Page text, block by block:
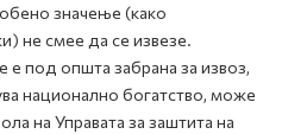
значење (како
не смее да се извезе.
е под општа забрана за извоз,
национално богатство, може
на Управата за заштита на